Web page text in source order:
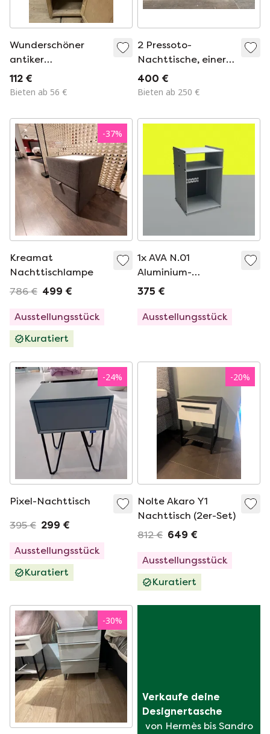
Wunderschöner
antiker
französischer
Nachttisch mit
112 €
Bieten ab 56 €
2 Pressoto-
Nachttische, einer
mit Lampe und
einer mit Schublade
400 €
Bieten ab 250 €
-37%
Kreamat
Nachttischlampe
786 € 499 €
Ausstellungsstück
Kuratiert
1x AVA N.01
Aluminium-
Nachttisch /
(Muster)
375 €
Ausstellungsstück
-24%
Pixel-Nachttisch
395 € 299 €
Ausstellungsstück
Kuratiert
-20%
Nolte Akaro Y1
Nachttisch (2er-Set)
812 € 649 €
Ausstellungsstück
Kuratiert
-30%
Verkaufe deine
Designertasche
von Hermès bis Sandro